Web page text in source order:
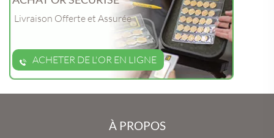
Livraison Offerte et Assurée
ACHETER DE L'OR EN LIGNE
À PROPOS